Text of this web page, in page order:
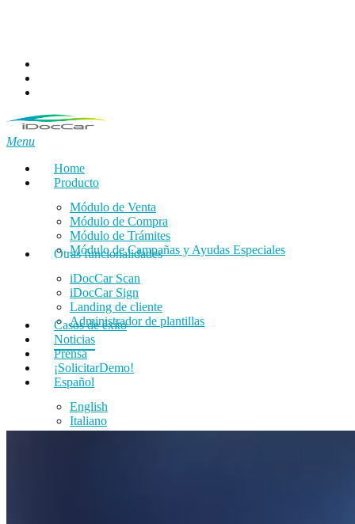
Menu
Home
Producto
Módulo de Venta
Módulo de Compra
Módulo de Trámites
Módulo de Campañas y Ayudas Especiales
Otras funcionalidades
iDocCar Scan
iDocCar Sign
Landing de cliente
Administrador de plantillas
Casos de éxito
Noticias
Prensa
¡SolicitarDemo!
Español
English
Italiano